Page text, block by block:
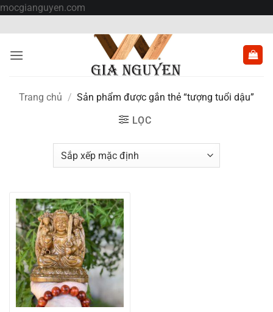
mocgianguyen.com
nội
dung
Trang chủ / Sản phẩm được gắn thẻ “tượng tuổi dậu”
LỌC